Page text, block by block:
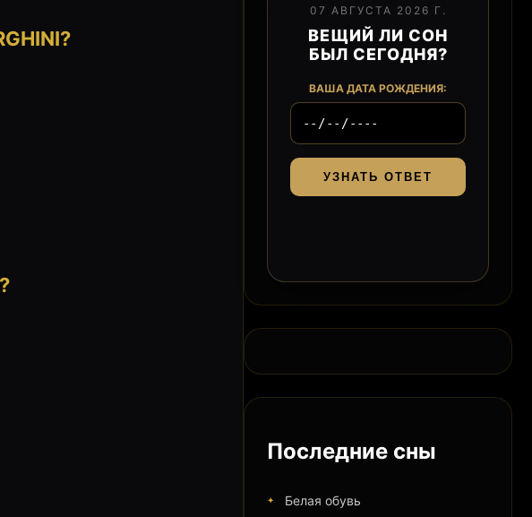
07 АВГУСТА 2026 Г.
ВЕЩИЙ ЛИ СОН
БЫЛ СЕГОДНЯ?
ВАША ДАТА РОЖДЕНИЯ:
УЗНАТЬ ОТВЕТ
Последние сны
Белая обувь